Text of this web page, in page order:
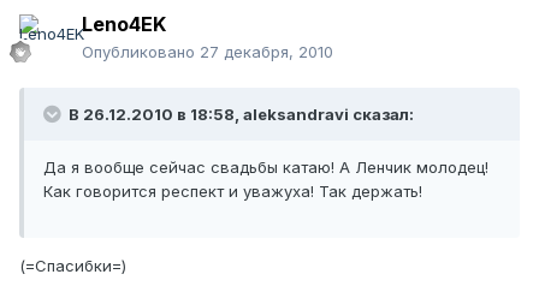
Leno4EK
Опубликовано 27 декабря, 2010
В 26.12.2010 в 18:58, aleksandravi сказал:
Да я вообще сейчас свадьбы катаю! А Ленчик молодец!
Как говорится респект и уважуха! Так держать!
(=Спасибки=)